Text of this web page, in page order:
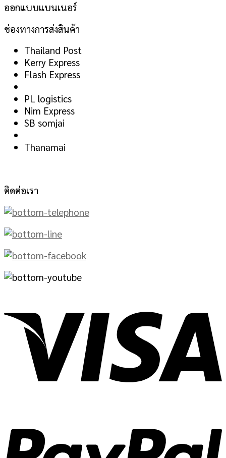
ออกแบบแบนเนอร์
ช่องทางการส่งสินค้า
Thailand Post
Kerry Express
Flash Express
PL logistics
Nim Express
SB somjai
Thanamai
ติดต่อเรา